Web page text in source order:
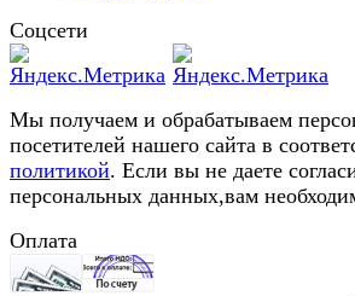
Соцсети
Мы получаем и обрабатываем
посетителей нашего сайта в
политикой. Если вы не даете
персональных данных,вам
Оплата